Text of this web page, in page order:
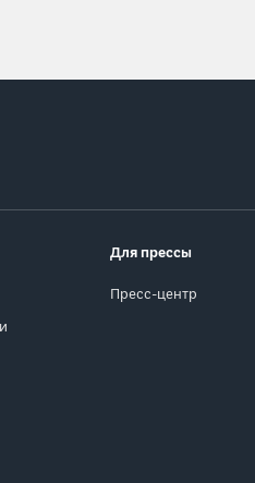
Для прессы
Пресс-центр